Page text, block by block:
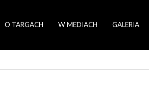
O TARGACH W MEDIACH GALERIA